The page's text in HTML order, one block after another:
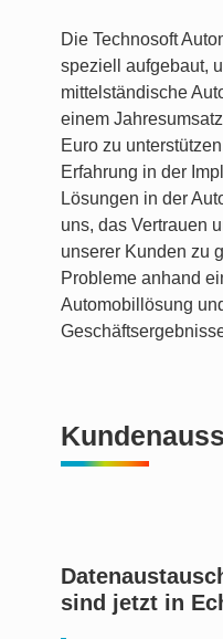
Die Technosoft
speziell aufgebaut,
mittelständische
einem
Euro zu
Erfahrung in der
Lösungen in der
uns, das Vertrauen
unserer Kunden zu
Probleme anhand
Automobillösung
sind jetzt in